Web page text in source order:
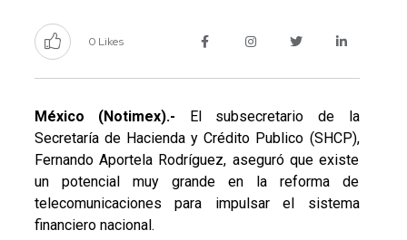
0 Likes
México (Notimex).- El subsecretario de la
Secretaría de Hacienda y Crédito Publico (SHCP),
Fernando Aportela Rodríguez, aseguró que existe
un potencial muy grande en la reforma de
telecomunicaciones para impulsar el sistema
financiero nacional.